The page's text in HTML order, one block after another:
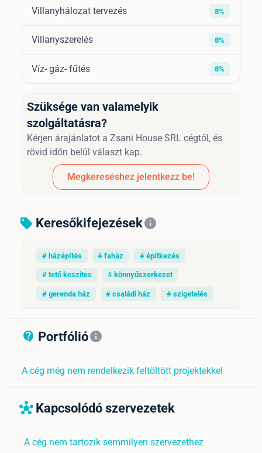
Villanyhálozat tervezés 8%
Villanyszerelés 8%
Víz- gáz- fűtés 8%
Szüksége van valamelyik
szolgáltatásra?
Kérjen árajánlatot a Zsani House SRL cégtől, és
rövid időn belül választ kap.
Megkereséshez jelentkezz be!
sell Keresőkifejezésekinfo
# házépítés # fahàz # építkezés
# tető keszites # könnyűszerkezet
# gerenda ház # családi ház # szigetelés
contact_support_outline
Portfólióinfo
A cég még nem rendelkezik feltöltött projektekkel
hub Kapcsolódó szervezetek
A cég nem tartozik semmilyen szervezethez